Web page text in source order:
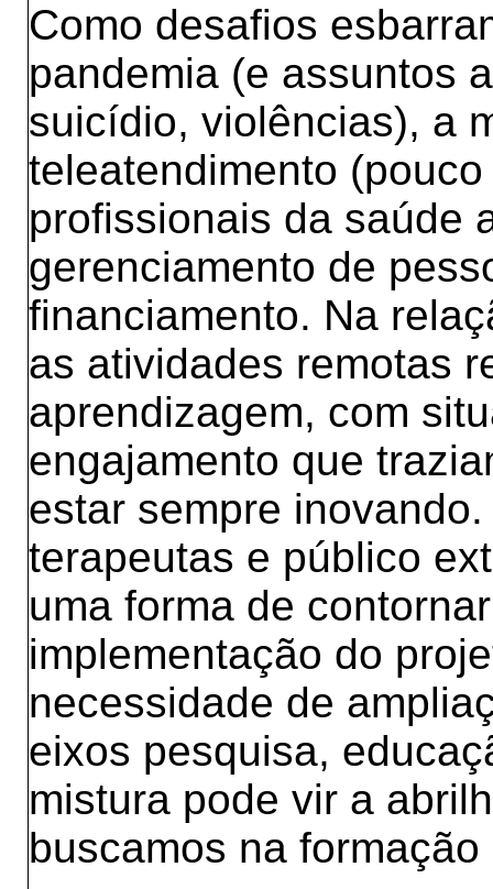
Como desafios
pandemia (e assuntos
suicídio, violências), a
teleatendimento
profissionais da saúde
gerenciamento de
financiamento. Na
as atividades remotas
aprendizagem, com
engajamento que
estar sempre
terapeutas e público
uma forma de
implementação do
necessidade de
eixos pesquisa,
mistura pode vir a
buscamos na